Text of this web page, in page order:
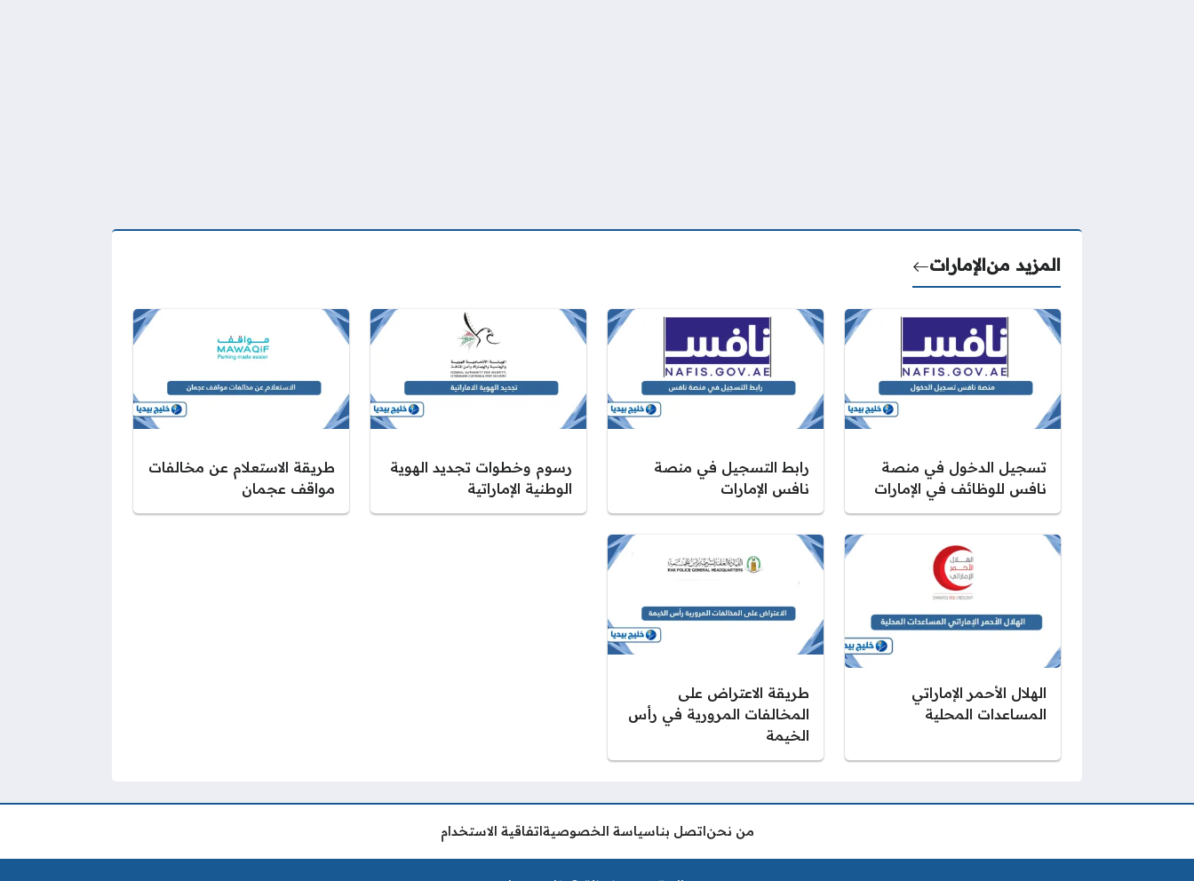
المزيد منالإمارات
تسجيل الدخول في منصة
نافس للوظائف في الإمارات
رابط التسجيل في منصة
نافس الإمارات
رسوم وخطوات تجديد الهوية
الوطنية الإماراتية
طريقة الاستعلام عن مخالفات
مواقف عجمان
الهلال الأحمر الإماراتي
المساعدات المحلية
طريقة الاعتراض على
المخالفات المرورية في رأس
الخيمة
من نحناتصل بناسياسة الخصوصيةاتفاقية الاستخدام